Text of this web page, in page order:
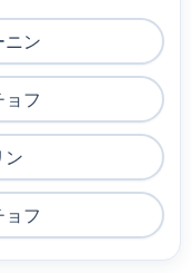
ニン
ョフ
ン
フ